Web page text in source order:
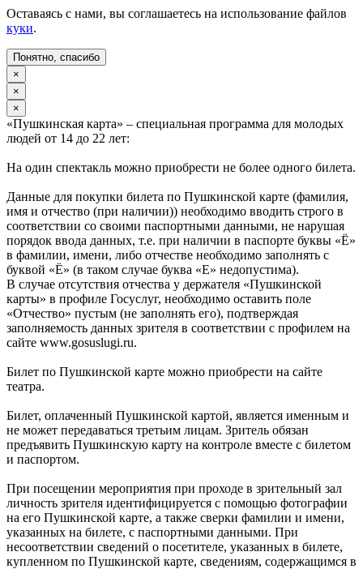
Оставаясь с нами, вы соглашаетесь на использование файлов
куки.
Понятно, спасибо
×
×
×
«Пушкинская карта» – специальная программа для молодых
людей от 14 до 22 лет:
На один спектакль можно приобрести не более одного билета.
Данные для покупки билета по Пушкинской карте (фамилия,
имя и отчество (при наличии)) необходимо вводить строго в
соответствии со своими паспортными данными, не нарушая
порядок ввода данных, т.е. при наличии в паспорте буквы «Ё»
в фамилии, имени, либо отчестве необходимо заполнять с
буквой «Ё» (в таком случае буква «Е» недопустима).
В случае отсутствия отчества у держателя «Пушкинской
карты» в профиле Госуслуг, необходимо оставить поле
«Отчество» пустым (не заполнять его), подтверждая
заполняемость данных зрителя в соответствии с профилем на
сайте www.gosuslugi.ru.
Билет по Пушкинской карте можно приобрести на сайте
театра.
Билет, оплаченный Пушкинской картой, является именным и
не может передаваться третьим лицам. Зритель обязан
предъявить Пушкинскую карту на контроле вместе с билетом
и паспортом.
При посещении мероприятия при проходе в зрительный зал
личность зрителя идентифицируется с помощью фотографии
на его Пушкинской карте, а также сверки фамилии и имени,
указанных на билете, с паспортными данными. При
несоответствии сведений о посетителе, указанных в билете,
купленном по Пушкинской карте, сведениям, содержащимся в